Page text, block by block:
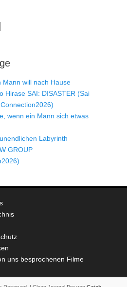
Mann will nach Hause
Hirase SAI: DISASTER (Sai
wenn ein Mann sich etwas
Labyrinth
GROUP
uns besprochenen Filme